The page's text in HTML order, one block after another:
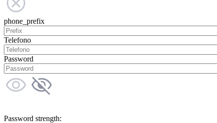
phone_prefix
Telefono
Password
Password strength: